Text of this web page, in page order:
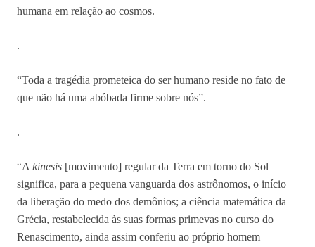
humana em relação ao cosmos.
.
“Toda a tragédia prometeica do ser humano reside no fato de
que não há uma abóbada firme sobre nós”.
.
“A kinesis [movimento] regular da Terra em torno do Sol
significa, para a pequena vanguarda dos astrônomos, o início
da liberação do medo dos demônios; a ciência matemática da
Grécia, restabelecida às suas formas primevas no curso do
Renascimento, ainda assim conferiu ao próprio homem